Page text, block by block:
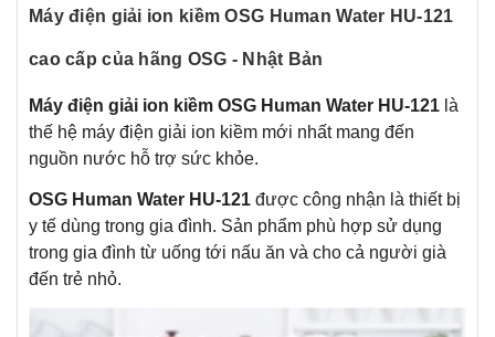
Máy điện giải ion kiềm OSG Human Water HU-121
cao cấp của hãng OSG - Nhật Bản
Máy điện giải ion kiềm OSG Human Water HU-121 là
thế hệ máy điện giải ion kiềm mới nhất mang đến
nguồn nước hỗ trợ sức khỏe.
OSG Human Water HU-121 được công nhận là thiết bị
y tế dùng trong gia đình. Sản phẩm phù hợp sử dụng
trong gia đình từ uống tới nấu ăn và cho cả người già
đến trẻ nhỏ.